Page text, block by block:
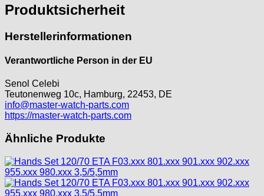
Produktsicherheit
Herstellerinformationen
Verantwortliche Person in der EU
Senol Celebi
Teutonenweg 10c, Hamburg, 22453, DE
info@master-watch-parts.com
https://master-watch-parts.com
Ähnliche Produkte